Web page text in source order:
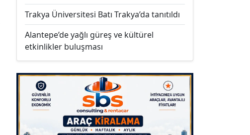
Trakya Üniversitesi Batı Trakya’da tanıtıldı
Alantepe’de yağlı güreş ve kültürel
etkinlikler buluşması